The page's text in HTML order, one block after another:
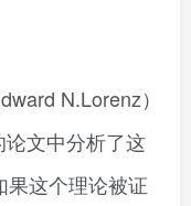
N.Lorenz）
文中分析了这
果这个理论被证